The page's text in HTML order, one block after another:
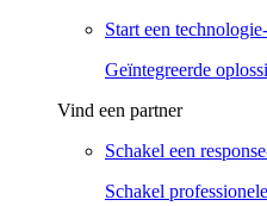
Start een
Geïntegreerde
Vind een partner
Schakel een
Schakel